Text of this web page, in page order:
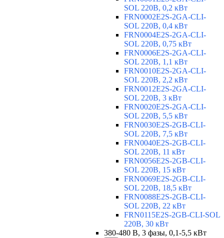
SOL 220В, 0,2 кВт
FRN0002E2S-2GA-CLI-
SOL 220В, 0,4 кВт
FRN0004E2S-2GA-CLI-
SOL 220В, 0,75 кВт
FRN0006E2S-2GA-CLI-
SOL 220В, 1,1 кВт
FRN0010E2S-2GA-CLI-
SOL 220В, 2,2 кВт
FRN0012E2S-2GA-CLI-
SOL 220В, 3 кВт
FRN0020E2S-2GA-CLI-
SOL 220В, 5,5 кВт
FRN0030E2S-2GB-CLI-
SOL 220В, 7,5 кВт
FRN0040E2S-2GB-CLI-
SOL 220В, 11 кВт
FRN0056E2S-2GB-CLI-
SOL 220В, 15 кВт
FRN0069E2S-2GB-CLI-
SOL 220В, 18,5 кВт
FRN0088E2S-2GB-CLI-
SOL 220В, 22 кВт
FRN0115E2S-2GB-CLI-SOL
220В, 30 кВт
380-480 В, 3 фазы, 0,1-5,5 кВт